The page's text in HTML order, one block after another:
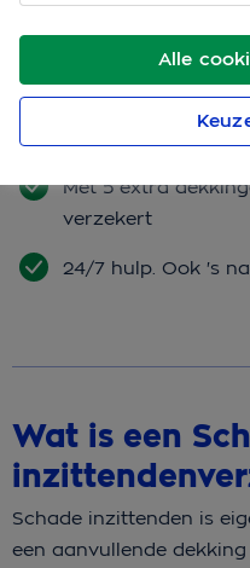
Met 5 extra
verzekert
24/7 hulp. Ook 's
Wat is een
Schade inzittenden is
een aanvullende
Alle